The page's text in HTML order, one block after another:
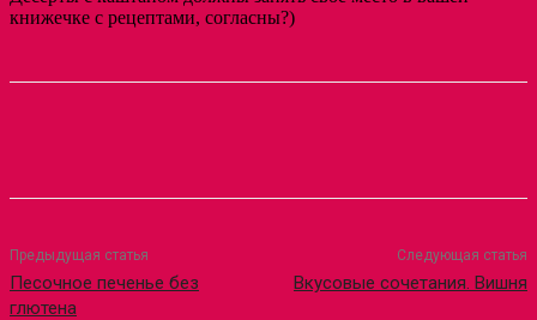
книжечке с рецептами, согласны?)
Предыдущая статья
Песочное печенье без
глютена
Следующая статья
Вкусовые сочетания. Вишня